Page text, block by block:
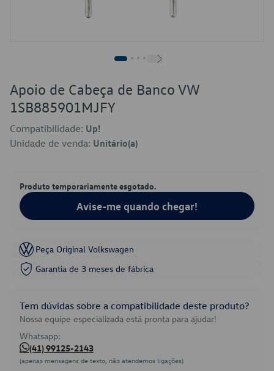
Apoio de Cabeça de Banco VW
1SB885901MJFY
Compatibilidade: Up!
Unidade de venda: Unitário(a)
Produto temporariamente esgotado.
Avise-me quando chegar!
Peça Original Volkswagen
Garantia de 3 meses de fábrica
Tem dúvidas sobre a compatibilidade deste produto?
Nossa equipe especializada está pronta para ajudar!
Whatsapp:
(41) 99125-2143
(apenas mensagens de texto, não atendemos ligações)